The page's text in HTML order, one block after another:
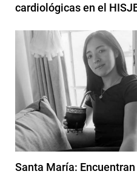
cardiológicas en el
Santa María: